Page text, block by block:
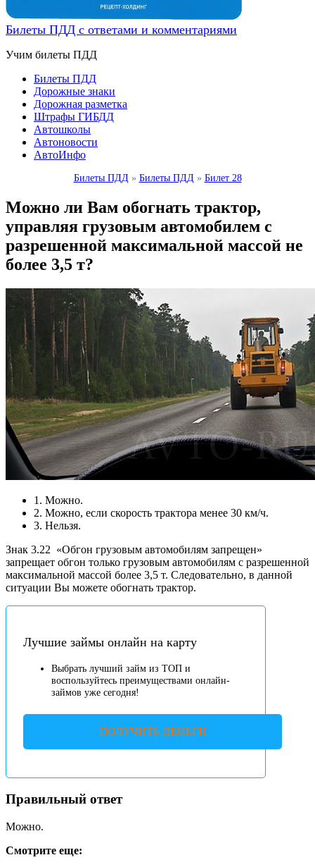
Билеты ПДД с ответами и комментариями
Учим билеты ПДД
Билеты ПДД
Дорожные знаки
Дорожная разметка
Штрафы ГИБДД
Автошколы
Автоновости
АвтоИнфо
Билеты ПДД » Билеты ПДД » Билет 28
Можно ли Вам обогнать трактор,
управляя грузовым автомобилем с
разрешенной максимальной массой не
более 3,5 т?
1. Можно.
2. Можно, если скорость трактора менее 30 км/ч.
3. Нельзя.
Знак 3.22 «Обгон грузовым автомобилям запрещен»
запрещает обгон только грузовым автомобилям с разрешенной
максимальной массой более 3,5 т. Следовательно, в данной
ситуации Вы можете обогнать трактор.
Лучшие займы онлайн на карту
Выбрать лучший займ из ТОП и
воспользуйтесь преимуществами онлайн-
займов уже сегодня!
ПОЛУЧИТЬ ДЕНЬГИ
Правильный ответ
Можно.
Смотрите еще: